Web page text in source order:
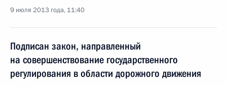
9 июля 2013 года, 11:40
Подписан закон, направленный
на совершенствование государственного
регулирования в области дорожного движения